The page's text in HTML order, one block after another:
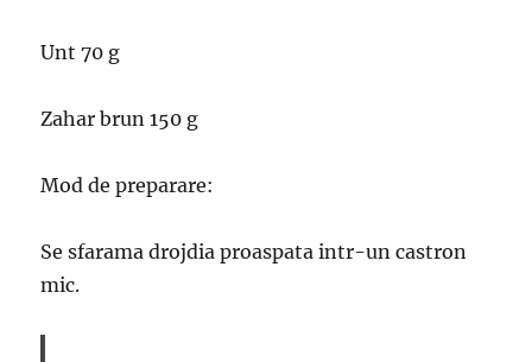
Unt 70 g
Zahar brun 150 g
Mod de preparare:
Se sfarama drojdia proaspata intr-un castron
mic.